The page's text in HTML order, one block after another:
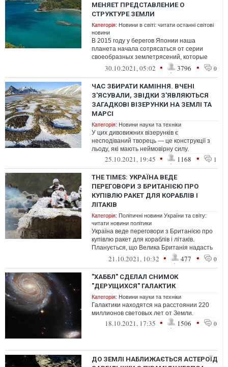
МЕНЯЕТ ПРЕДСТАВЛЕНИЕ О
СТРУКТУРЕ ЗЕМЛИ
Категорія: Новини в світі: читати останні світові
новини
В 2015 году у берегов Японии наша
планета начала сотрясаться от серии
своеобразных землетрясений, которые
серьезно озадачили ученых.
30.10.2021, 05:02 • 3796 • 0
ЧАС ЗБИРАТИ КАМІННЯ. ВЧЕНІ
З'ЯСУВАЛИ, ЗВІДКИ З'ЯВЛЯЮТЬСЯ
ЗАГАДКОВІ ВІЗЕРУНКИ НА ЗЕМЛІ ТА
МАРСІ
Категорія: Новини науки та техніки
У цих дивовижних візерунків є
несподіваний творець — це конструкції з
льоду, які мають неймовірну силу.
25.10.2021, 19:45 • 1168 • 1
THE TIMES: УКРАЇНА ВЕДЕ
ПЕРЕГОВОРИ З БРИТАНІЄЮ ПРО
КУПІВЛЮ РАКЕТ ДЛЯ КОРАБЛІВ І
ЛІТАКІВ
Категорія: Політичні новини України та світу:
читати новини політики
Україна веде переговори з Британією про
купівлю ракет для кораблів і літаків.
Планується, що Велика Британія надасть
для українських патрульних катері...
21.10.2021, 10:32 • 477 • 0
"ХАББЛ" СДЕЛАЛ СНИМОК
"ДЕРУЩИХСЯ" ГАЛАКТИК
Категорія: Новини науки та техніки
Галактики находятся на расстоянии 220
миллионов световых лет от Земли.
18.10.2021, 17:35 • 1506 • 0
ДО ЗЕМЛІ НАБЛИЖАЄТЬСЯ АСТЕРОЇД